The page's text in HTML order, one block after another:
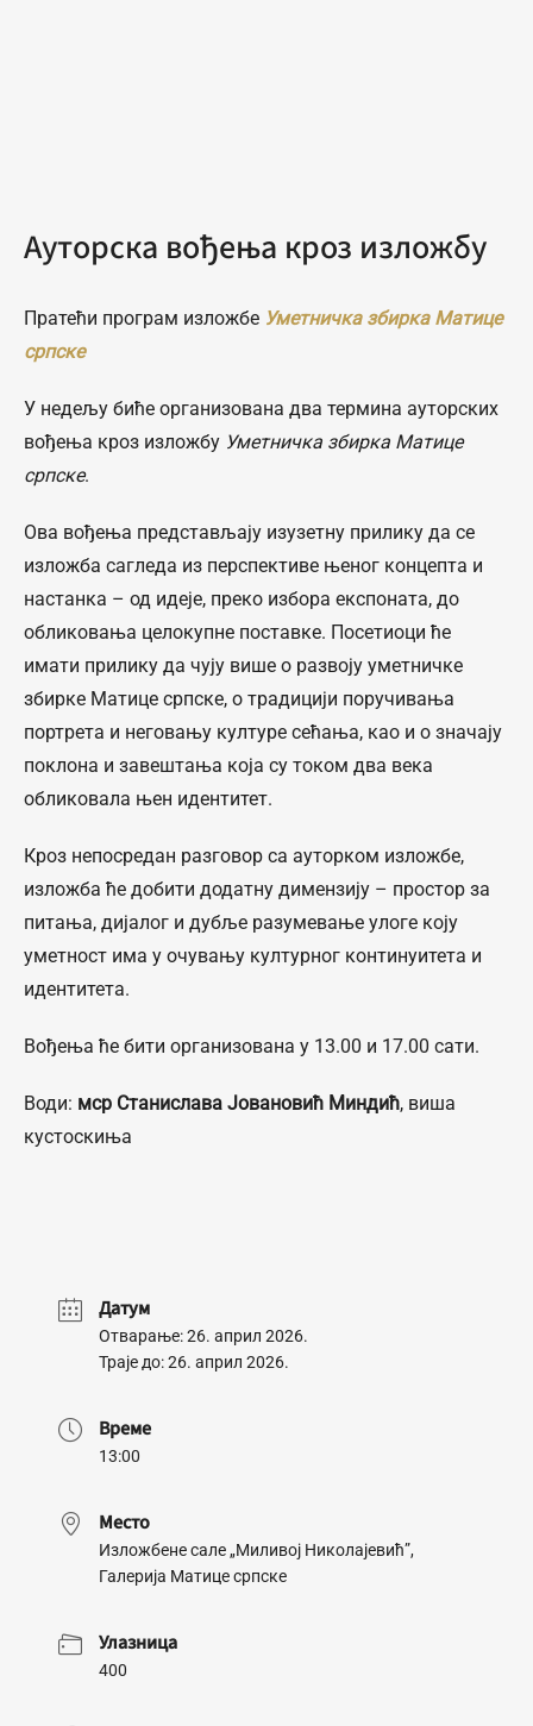
Ауторска вођења кроз изложбу
Пратећи програм изложбе Уметничка збирка Матице
српске
У недељу биће организована два термина ауторских
вођења кроз изложбу Уметничка збирка Матице
српске.
Ова вођења представљају изузетну прилику да се
изложба сагледа из перспективе њеног концепта и
настанка – од идеје, преко избора експоната, до
обликовања целокупне поставке. Посетиоци ће
имати прилику да чују више о развоју уметничке
збирке Матице српске, о традицији поручивања
портрета и неговању културе сећања, као и о значају
поклона и завештања која су током два века
обликовала њен идентитет.
Кроз непосредан разговор са ауторком изложбе,
изложба ће добити додатну димензију – простор за
питања, дијалог и дубље разумевање улоге коју
уметност има у очувању културног континуитета и
идентитета.
Вођења ће бити организована у 13.00 и 17.00 сати.
Води: мср Станислава Јовановић Миндић, виша
кустоскиња
Датум
Отварање: 26. април 2026.
Траје до: 26. април 2026.
Време
13:00
Место
Изложбене сале „Миливој Николајевић”,
Галерија Матице српске
Улазница
400